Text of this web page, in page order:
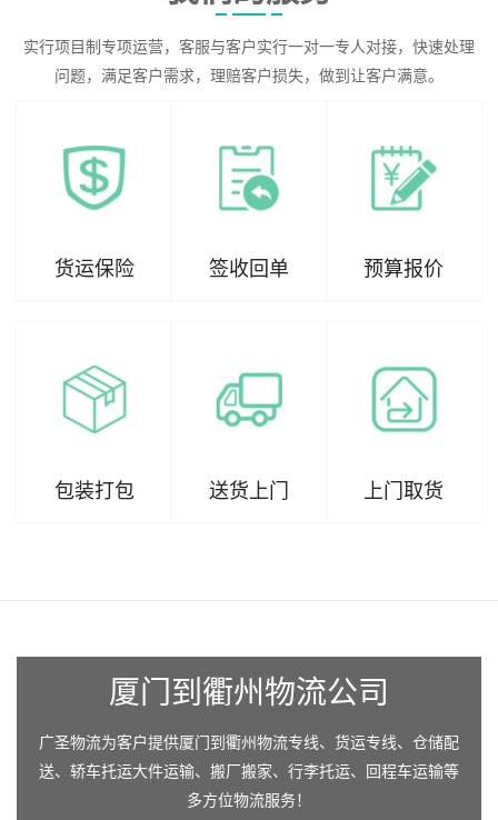
实行项目制专项运营，客服与客户实行一对一专人对接，快速处理
问题，满足客户需求，理赔客户损失，做到让客户满意。
货运保险 签收回单 预算报价
包装打包 送货上门 上门取货
厦门到衢州物流公司
广圣物流为客户提供厦门到衢州物流专线、货运专线、仓储配
送、轿车托运大件运输、搬厂搬家、行李托运、回程车运输等
多方位物流服务！